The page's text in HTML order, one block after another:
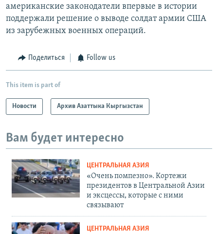
американские законодатели впервые в истории
поддержали решение о выводе солдат армии США
из зарубежных военных операций.
Поделиться Follow us
This item is part of
Новости Архив Азаттыка Кыргызстан
Вам будет интересно
ЦЕНТРАЛЬНАЯ АЗИЯ
«Очень помпезно». Кортежи
президентов в Центральной Азии
и эксцессы, которые с ними
связывают
ЦЕНТРАЛЬНАЯ АЗИЯ